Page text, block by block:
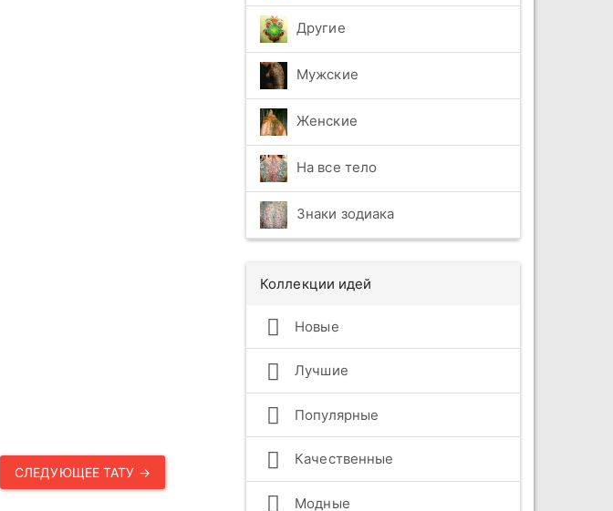
СЛЕДУЮЩЕЕ ТАТУ →
Другие
Мужские
Женские
На все тело
Знаки зодиака
Коллекции идей
Новые
Лучшие
Популярные
Качественные
Модные